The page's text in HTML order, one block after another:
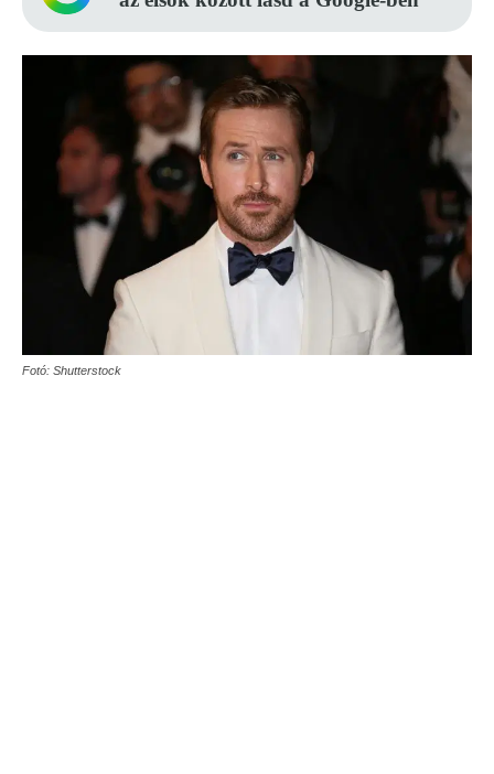
Fotó: Shutterstock